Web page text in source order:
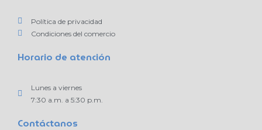
Política de privacidad
Condiciones del comercio
Horario de atención
Lunes a viernes
7:30 a.m. a 5:30 p.m.
Contáctanos